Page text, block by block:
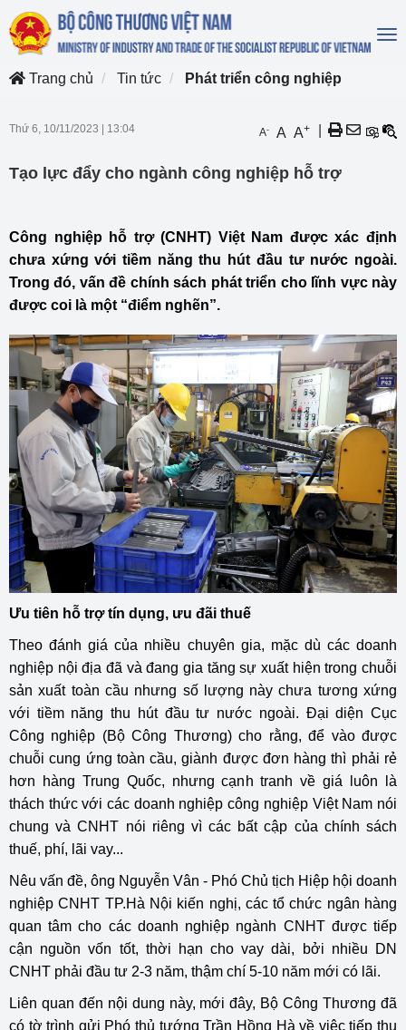
Trang chủ
Tin tức Phát triển công nghiệp
Thứ 6, 10/11/2023 13:04 A- A A+
Tạo lực đẩy cho ngành công nghiệp hỗ trợ
Công nghiệp hỗ trợ (CNHT) Việt Nam được xác định
chưa xứng với tiềm năng thu hút đầu tư nước ngoài.
Trong đó, vấn đề chính sách phát triển cho lĩnh vực này
được coi là một “điểm nghẽn”.
Ưu tiên hỗ trợ tín dụng, ưu đãi thuế
Theo đánh giá của nhiều chuyên gia, mặc dù các doanh
nghiệp nội địa đã và đang gia tăng sự xuất hiện trong chuỗi
sản xuất toàn cầu nhưng số lượng này chưa tương xứng
với tiềm năng thu hút đầu tư nước ngoài. Đại diện Cục
Công nghiệp (Bộ Công Thương) cho rằng, để vào được
chuỗi cung ứng toàn cầu, giành được đơn hàng thì phải rẻ
hơn hàng Trung Quốc, nhưng cạnh tranh về giá luôn là
thách thức với các doanh nghiệp công nghiệp Việt Nam nói
chung và CNHT nói riêng vì các bất cập của chính sách
thuế, phí, lãi vay...
Nêu vấn đề, ông Nguyễn Vân - Phó Chủ tịch Hiệp hội doanh
nghiệp CNHT TP.Hà Nội kiến nghị, các tổ chức ngân hàng
quan tâm cho các doanh nghiệp ngành CNHT được tiếp
cận nguồn vốn tốt, thời hạn cho vay dài, bởi nhiều DN
CNHT phải đầu tư 2-3 năm, thậm chí 5-10 năm mới có lãi.
Liên quan đến nội dung này, mới đây, Bộ Công Thương đã
có tờ trình gửi Phó thủ tướng Trần Hồng Hà về việc tiếp thu